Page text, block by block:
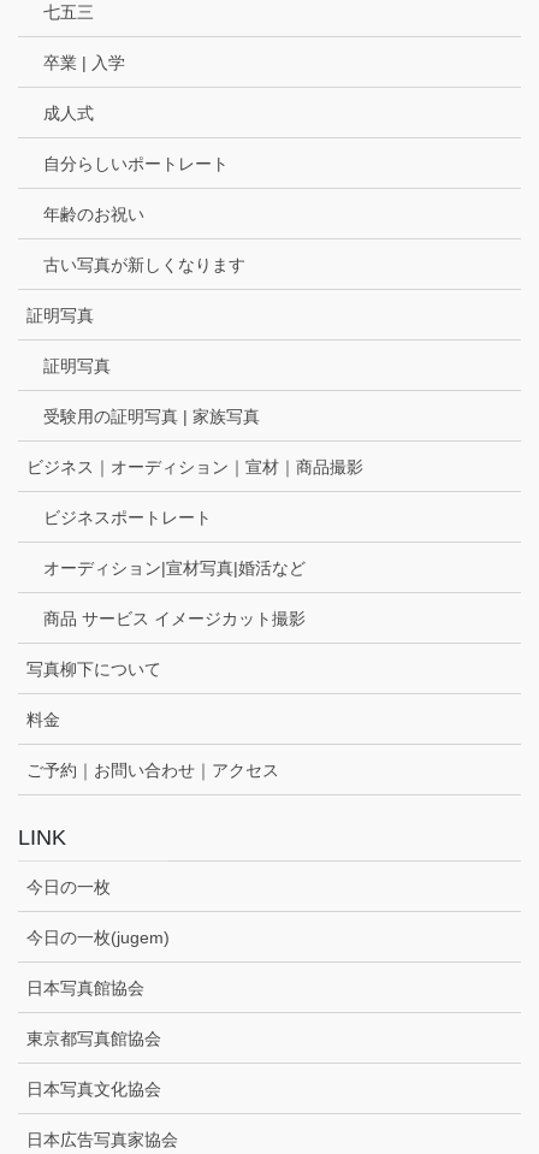
七五三
卒業 | 入学
成人式
自分らしいポートレート
年齢のお祝い
古い写真が新しくなります
証明写真
証明写真
受験用の証明写真 | 家族写真
ビジネス｜オーディション｜宣材｜商品撮影
ビジネスポートレート
オーディション|宣材写真|婚活など
商品 サービス イメージカット撮影
写真柳下について
料金
ご予約｜お問い合わせ｜アクセス
LINK
今日の一枚
今日の一枚(jugem)
日本写真館協会
東京都写真館協会
日本写真文化協会
日本広告写真家協会